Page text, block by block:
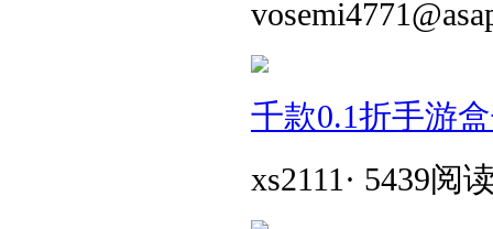
千款0.1折手游
xs2111 · 5439阅